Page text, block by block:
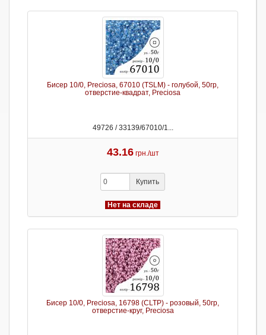
Бисер 10/0, Preciosa, 67010 (TSLM) - голубой, 50гр,
отверстие-квадрат, Preciosa
49726 / 33139/67010/1...
43.16 грн./шт
Купить
Нет на складе
Бисер 10/0, Preciosa, 16798 (CLTP) - розовый, 50гр,
отверстие-круг, Preciosa